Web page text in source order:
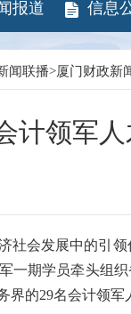
报道 信息
闻联播>厦门财政新
计领军
会发展中的引领
一期学员牵头组
界的29名会计领